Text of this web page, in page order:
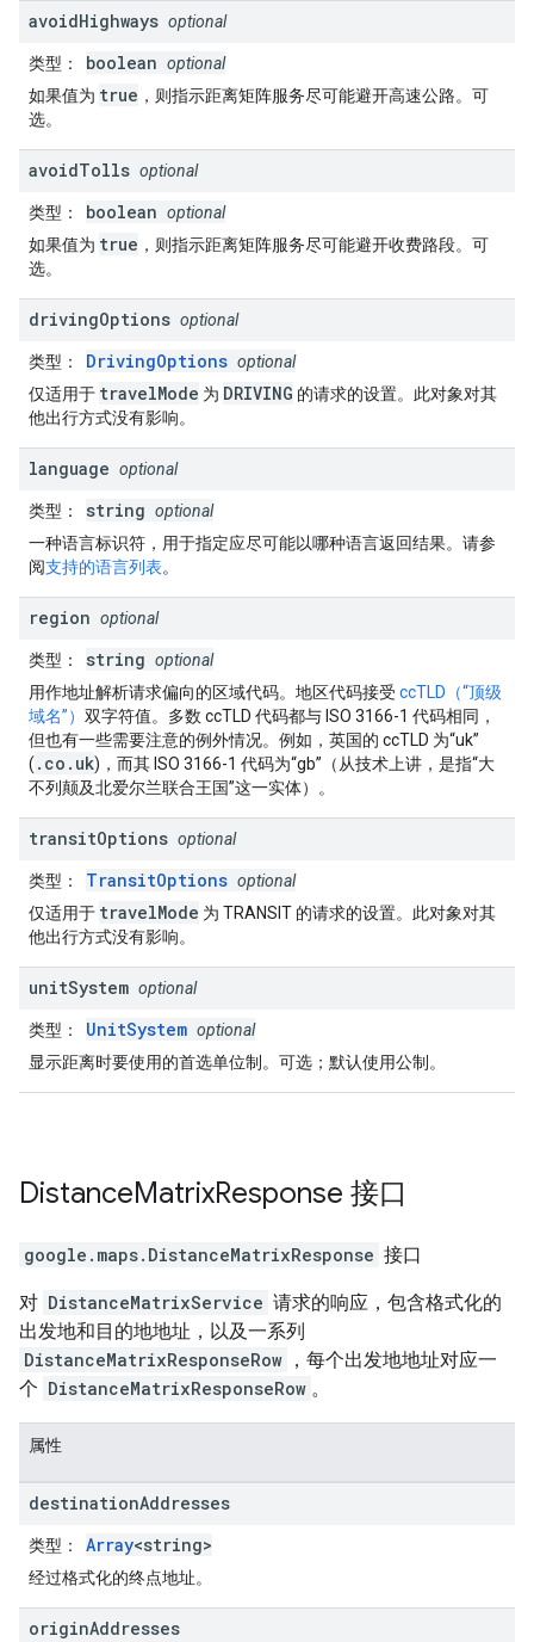
avoidHighways optional
类型 ： boolean optional
如果值为 true ，则指示距离矩阵服务尽可能避开高速公路。可
选。
avoidTolls optional
类型 ： boolean optional
如果值为 true ，则指示距离矩阵服务尽可能避开收费路段。可
选。
drivingOptions optional
类型 ： DrivingOptions optional
仅适用于 travelMode 为 DRIVING 的请求的设置。此对象对其
他出行方式没有影响。
language optional
类型 ： string optional
一种语言标识符，用于指定应尽可能以哪种语言返回结果。请参
阅支持的语言列表。
region optional
类型 ： string optional
用作地址解析请求偏向的区域代码。地区代码接受 ccTLD（“顶级
域名”） 双字符值。多数 ccTLD 代码都与 ISO 3166-1 代码相同，
但也有一些需要注意的例外情况。例如，英国的 ccTLD 为“uk”
( .co.uk)，而其 ISO 3166-1 代码为“gb”（从技术上讲，是指“大
不列颠及北爱尔兰联合王国”这一实体）。
transitOptions optional
类型 ： TransitOptions optional
仅适用于 travelMode 为 TRANSIT 的请求的设置。此对象对其
他出行方式没有影响。
unitSystem optional
类型 ： UnitSystem optional
显示距离时要使用的首选单位制。可选；默认使用公制。
DistanceMatrixResponse 接口
google.maps. DistanceMatrixResponse 接口
对 DistanceMatrixService 请求的响应，包含格式化的
出发地和目的地地址，以及一系列
DistanceMatrixResponseRow ，每个出发地地址对应一
个 DistanceMatrixResponseRow 。
属性
destinationAddresses
类型 ： Array<string>
经过格式化的终点地址。
originAddresses